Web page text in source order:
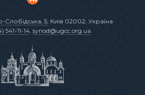
Слобідська, 5 , Київ 02002, Україна
541-11-14, synod@ugcc.org.ua